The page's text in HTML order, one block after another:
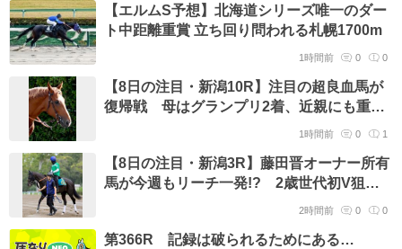
【エルムS予想】北海道シリーズ唯一のダー
ト中距離重賞 立ち回り問われる札幌1700m
1時間前 0 0
【8日の注目・新潟10R】注目の超良血馬が
復帰戦 母はグランプリ2着、近親にも重賞
1時間前 0 1
【8日の注目・新潟3R】藤田晋オーナー所有
馬が今週もリーチ一発!? 2歳世代初V狙う
2時間前 0 0
第366R 記録は破られるためにある…